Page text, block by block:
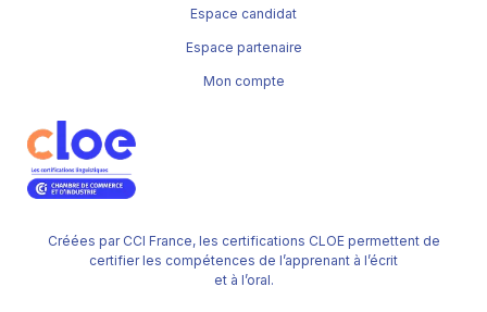
Créées par CCI France, les certifications CLOE permettent de
certifier les compétences de l’apprenant à l’écrit
et à l’oral.
Espace candidat
Espace partenaire
Mon compte